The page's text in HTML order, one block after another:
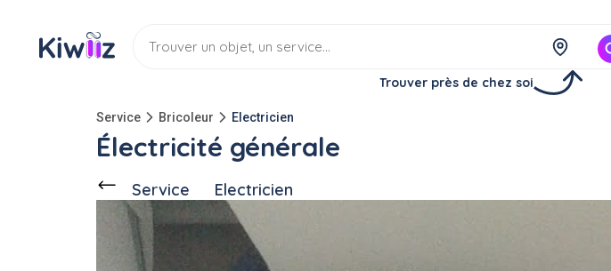
Trouver près de chez soi
Service Bricoleur Electricien
Électricité générale
Service Electricien
Discuter